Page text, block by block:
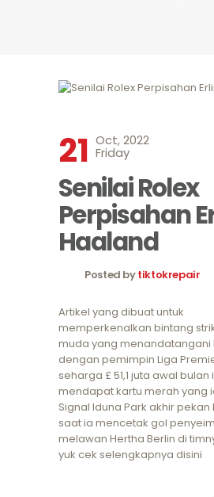
21 Oct, 2022
Friday
Senilai Rolex
Perpisahan
Haaland
Posted bytiktokrepair
Artikel yang dibuat untuk
memperkenalkan bintang
muda yang menandatangani
dengan pemimpin Liga
seharga £ 51,1 juta awal bulan
mendapat kartu merah yang
Signal Iduna Park akhir pekan
saat ia mencetak gol
melawan Hertha Berlin di
yuk cek selengkapnya disini